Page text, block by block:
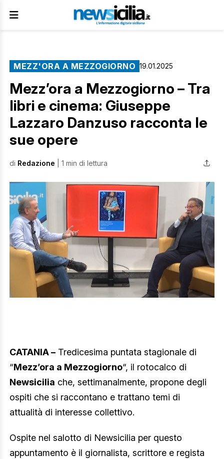
MEZZ'ORA A MEZZOGIORNO 19.01.2025
Mezz’ora a Mezzogiorno – Tra
libri e cinema: Giuseppe
Lazzaro Danzuso racconta le
sue opere
di Redazione | 1 min di lettura
CATANIA – Tredicesima puntata stagionale di
“Mezz’ora a Mezzogiorno“, il rotocalco di
Newsicilia che, settimanalmente, propone degli
ospiti che si raccontano e trattano temi di
attualità di interesse collettivo.
Ospite nel salotto di Newsicilia per questo
appuntamento è il giornalista, scrittore e regista